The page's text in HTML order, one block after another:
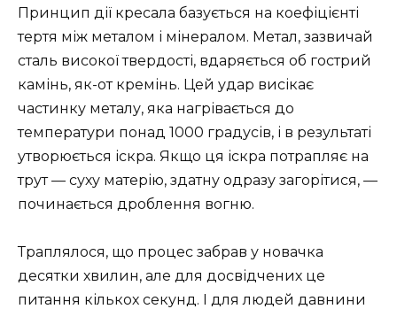
Принцип дії кресала базується на коефіцієнті
тертя між металом і мінералом. Метал, зазвичай
сталь високої твердості, вдаряється об гострий
камінь, як-от кремінь. Цей удар висікає
частинку металу, яка нагрівається до
температури понад 1000 градусів, і в результаті
утворюється іскра. Якщо ця іскра потрапляє на
трут — суху матерію, здатну одразу загорітися, —
починається дроблення вогню.
Траплялося, що процес забрав у новачка
десятки хвилин, але для досвідчених це
питання кількох секунд. І для людей давнини